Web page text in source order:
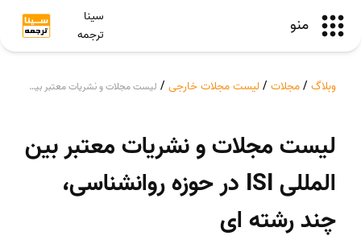
منو
سینا
ترجمه
وبلاگ /مجلات /لیست مجلات خارجی / لیست مجلات و نشریات معتبر بین المللی ISI در حوزه روانشناسی، چند رشته ای
لیست مجلات و نشریات معتبر بین
المللی ISI در حوزه روانشناسی،
چند رشته ای